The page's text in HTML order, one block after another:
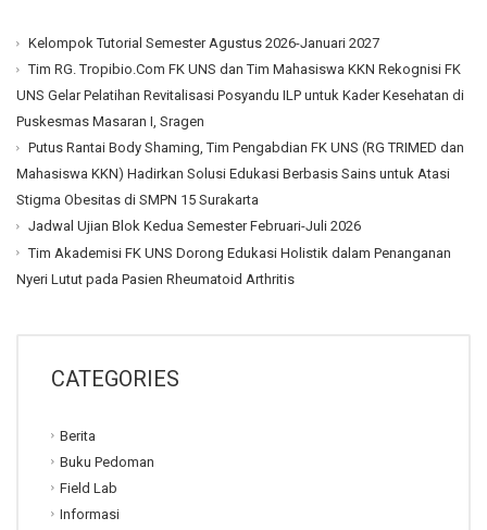
Kelompok Tutorial Semester Agustus 2026-Januari 2027
Tim RG. Tropibio.Com FK UNS dan Tim Mahasiswa KKN Rekognisi FK
UNS Gelar Pelatihan Revitalisasi Posyandu ILP untuk Kader Kesehatan di
Puskesmas Masaran I, Sragen
Putus Rantai Body Shaming, Tim Pengabdian FK UNS (RG TRIMED dan
Mahasiswa KKN) Hadirkan Solusi Edukasi Berbasis Sains untuk Atasi
Stigma Obesitas di SMPN 15 Surakarta
Jadwal Ujian Blok Kedua Semester Februari-Juli 2026
Tim Akademisi FK UNS Dorong Edukasi Holistik dalam Penanganan
Nyeri Lutut pada Pasien Rheumatoid Arthritis
CATEGORIES
Berita
Buku Pedoman
Field Lab
Informasi